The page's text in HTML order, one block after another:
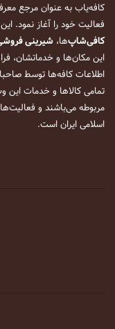
فعالیت خود را آغاز نمود.
کافی‌شاپ‌ها، شیرینی
این مکان‌ها و خدماتشان،
اطلاعات کافه‌ها توسط
تمامی کالاها و خدمات این
مربوطه می‌باشند و
اسلامی ایران است.